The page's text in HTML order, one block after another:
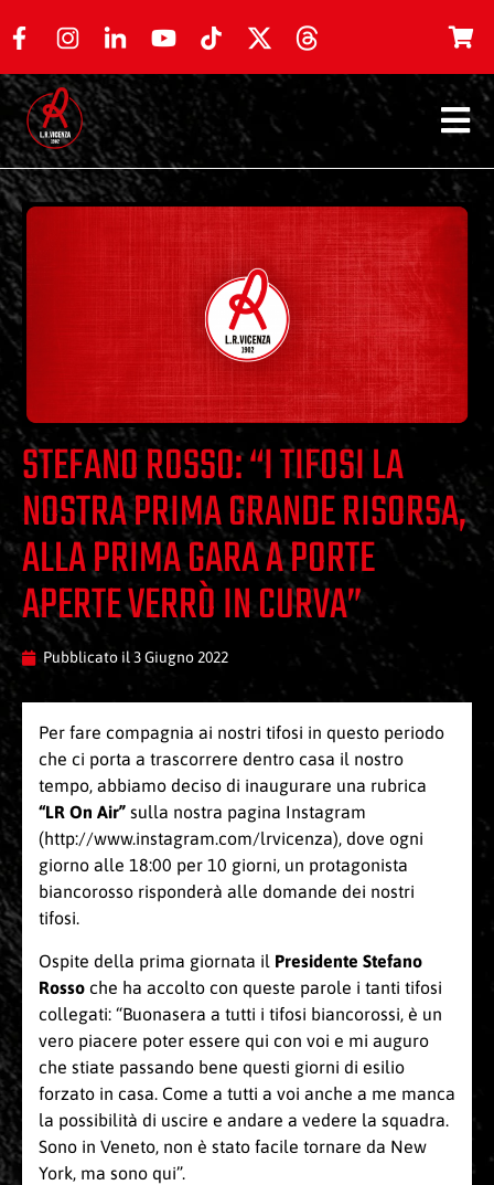
STEFANO ROSSO: “I TIFOSI LA
NOSTRA PRIMA GRANDE RISORSA,
ALLA PRIMA GARA A PORTE
APERTE VERRÒ IN CURVA”
Pubblicato il 3 Giugno 2022
Per fare compagnia ai nostri tifosi in questo periodo
che ci porta a trascorrere dentro casa il nostro
tempo, abbiamo deciso di inaugurare una rubrica
“LR On Air” sulla nostra pagina Instagram
(http://www.instagram.com/lrvicenza), dove ogni
giorno alle 18:00 per 10 giorni, un protagonista
biancorosso risponderà alle domande dei nostri
tifosi.
Ospite della prima giornata il Presidente Stefano
Rosso che ha accolto con queste parole i tanti tifosi
collegati: “Buonasera a tutti i tifosi biancorossi, è un
vero piacere poter essere qui con voi e mi auguro
che stiate passando bene questi giorni di esilio
forzato in casa. Come a tutti a voi anche a me manca
la possibilità di uscire e andare a vedere la squadra.
Sono in Veneto, non è stato facile tornare da New
York, ma sono qui”.